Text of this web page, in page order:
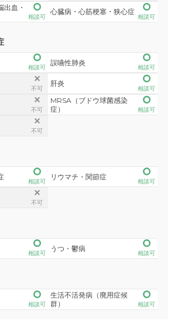
出血・
相談可
心臓病・心筋梗塞・狭心症
相談可
相談可
誤嚥性肺炎
相談可
不可
肝炎
相談可
不可
MRSA（ブドウ球菌感染
症）
相談可
不可
相談可
リウマチ・関節症
相談可
不可
相談可
うつ・鬱病
相談可
相談可
生活不活発病（廃用症候
群）
相談可